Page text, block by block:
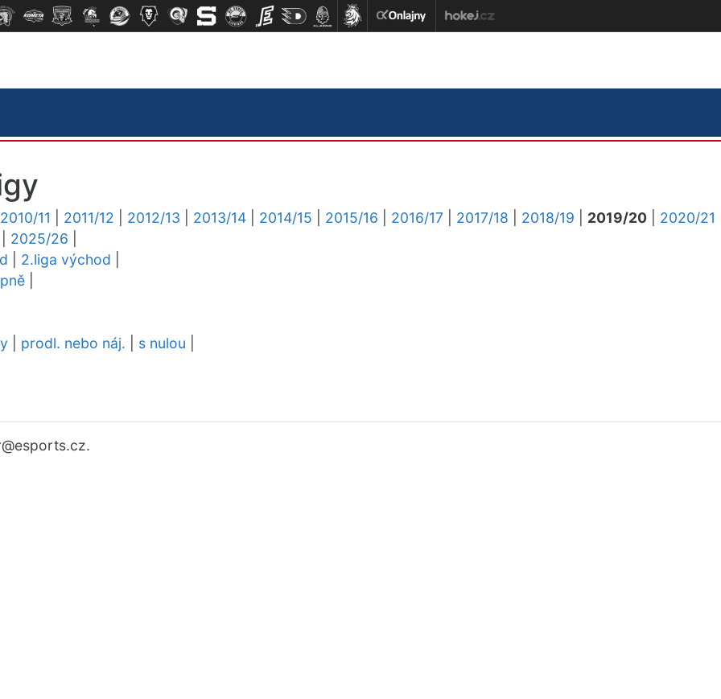
2010/11 2011/12 2012/13 2013/14 2014/15 2015/16 2016/17 2017/18 2018/19 2019/20
2020/21
2025/26
2.liga východ
prodl. nebo náj. s nulou
@esports.cz.